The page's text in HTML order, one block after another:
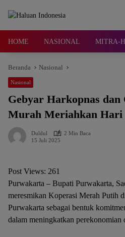
HOME NASIONAL MITRA-
Beranda Nasional
Nasional
Gebyar Harkopnas dan
Murah Meriahkan Hari
Duldul
2 Min Baca
15 Juli 2025
Post Views: 261
Purwakarta – Bupati Purwakarta,
meresmikan Koperasi Merah Putih
Purwakarta sebagai bentuk
dalam meningkatkan perekonomian